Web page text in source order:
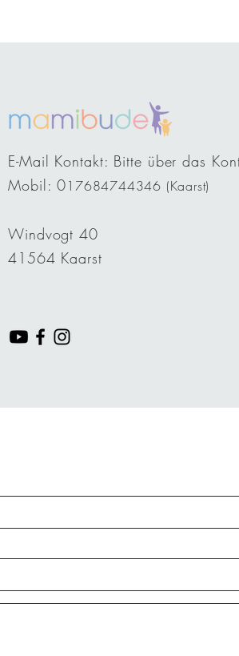
E-Mail Kontakt: Bitte über das
Mobil: 017684744346 (Kaarst)
Windvogt 40
41564 Kaarst